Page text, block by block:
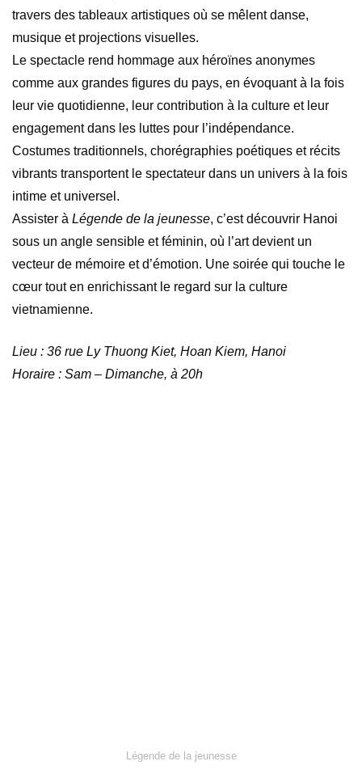
travers des tableaux artistiques où se mêlent danse,
musique et projections visuelles.
Le spectacle rend hommage aux héroïnes anonymes
comme aux grandes figures du pays, en évoquant à la fois
leur vie quotidienne, leur contribution à la culture et leur
engagement dans les luttes pour l’indépendance.
Costumes traditionnels, chorégraphies poétiques et récits
vibrants transportent le spectateur dans un univers à la fois
intime et universel.
Assister à Légende de la jeunesse, c’est découvrir Hanoi
sous un angle sensible et féminin, où l’art devient un
vecteur de mémoire et d’émotion. Une soirée qui touche le
cœur tout en enrichissant le regard sur la culture
vietnamienne.
Lieu : 36 rue Ly Thuong Kiet, Hoan Kiem, Hanoi
Horaire : Sam – Dimanche, à 20h
Légende de la jeunesse